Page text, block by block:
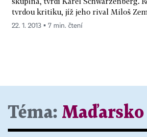
tvrdou kritiku, jíž jeho rival Miloš
22. 1. 2013 ▪ 7 min. čtení
Téma: Maďarsko